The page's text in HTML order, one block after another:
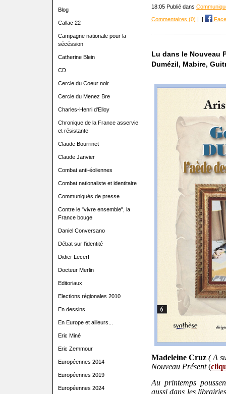
Blog
Callac 22
Campagne nationale pour la
sécéssion
Catherine Blein
CD
Cercle du Coeur noir
Cercle du Menez Bre
Charles-Henri d'Elloy
Chronique de la France asservie
et résistante
Claude Bourrinet
Claude Janvier
Combat anti-éoliennes
Combat nationaliste et identitaire
Communiqués de presse
Contre le "vivre ensemble", la
France bouge
Daniel Conversano
Débat sur l'identité
Didier Lecerf
Docteur Merlin
Editoriaux
Elections régionales 2010
En dessins
En Europe et ailleurs...
Eric Miné
Eric Zemmour
Européennes 2014
Européennes 2019
Européennes 2024
18:05 Publié dans
Commentaires (0) | |
Lu dans le Nouveau
Dumézil, Mabire,
Madeleine Cruz ( A
Nouveau Présent(
Au printemps
aussi dans les